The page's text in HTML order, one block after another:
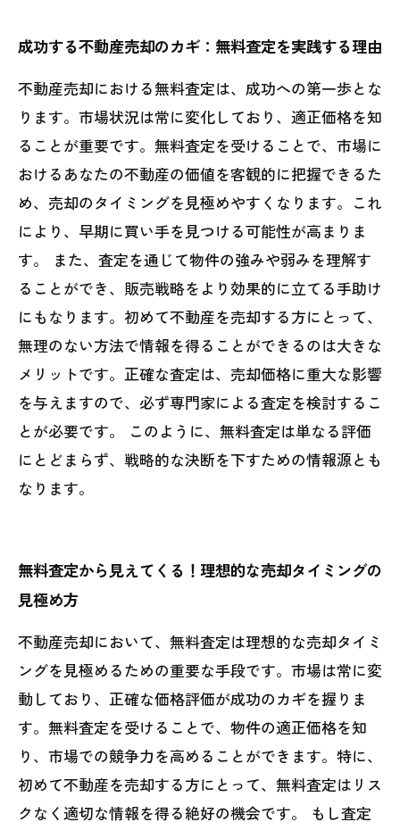
成功する不動産売却のカギ：無料査定を実践する理由
不動産売却における無料査定は、成功への第一歩とな
ります。市場状況は常に変化しており、適正価格を知
ることが重要です。無料査定を受けることで、市場に
おけるあなたの不動産の価値を客観的に把握できるた
め、売却のタイミングを見極めやすくなります。これ
により、早期に買い手を見つける可能性が高まりま
す。 また、査定を通じて物件の強みや弱みを理解す
ることができ、販売戦略をより効果的に立てる手助け
にもなります。初めて不動産を売却する方にとって、
無理のない方法で情報を得ることができるのは大きな
メリットです。正確な査定は、売却価格に重大な影響
を与えますので、必ず専門家による査定を検討するこ
とが必要です。 このように、無料査定は単なる評価
にとどまらず、戦略的な決断を下すための情報源とも
なります。
無料査定から見えてくる！理想的な売却タイミングの
見極め方
不動産売却において、無料査定は理想的な売却タイミ
ングを見極めるための重要な手段です。市場は常に変
動しており、正確な価格評価が成功のカギを握りま
す。無料査定を受けることで、物件の適正価格を知
り、市場での競争力を高めることができます。特に、
初めて不動産を売却する方にとって、無料査定はリス
クなく適切な情報を得る絶好の機会です。 もし査定